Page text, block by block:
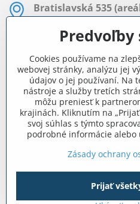
Bratislavská 535
Most pri Bratislave
Pon - Pia 8:00 - 11:30
Facebook
Navigácia
Všetko o nákupe
©2026
Predvoľby súkromiaZásady
Cookies používame na
webovej stránky, analýzu jej
údajov o jej používaní. Na
nástroje a služby tretích
môžu preniesť k
krajinách. Kliknutím na
svoj súhlas s týmto
podrobné informácie
Zásady ochrany
Prijať